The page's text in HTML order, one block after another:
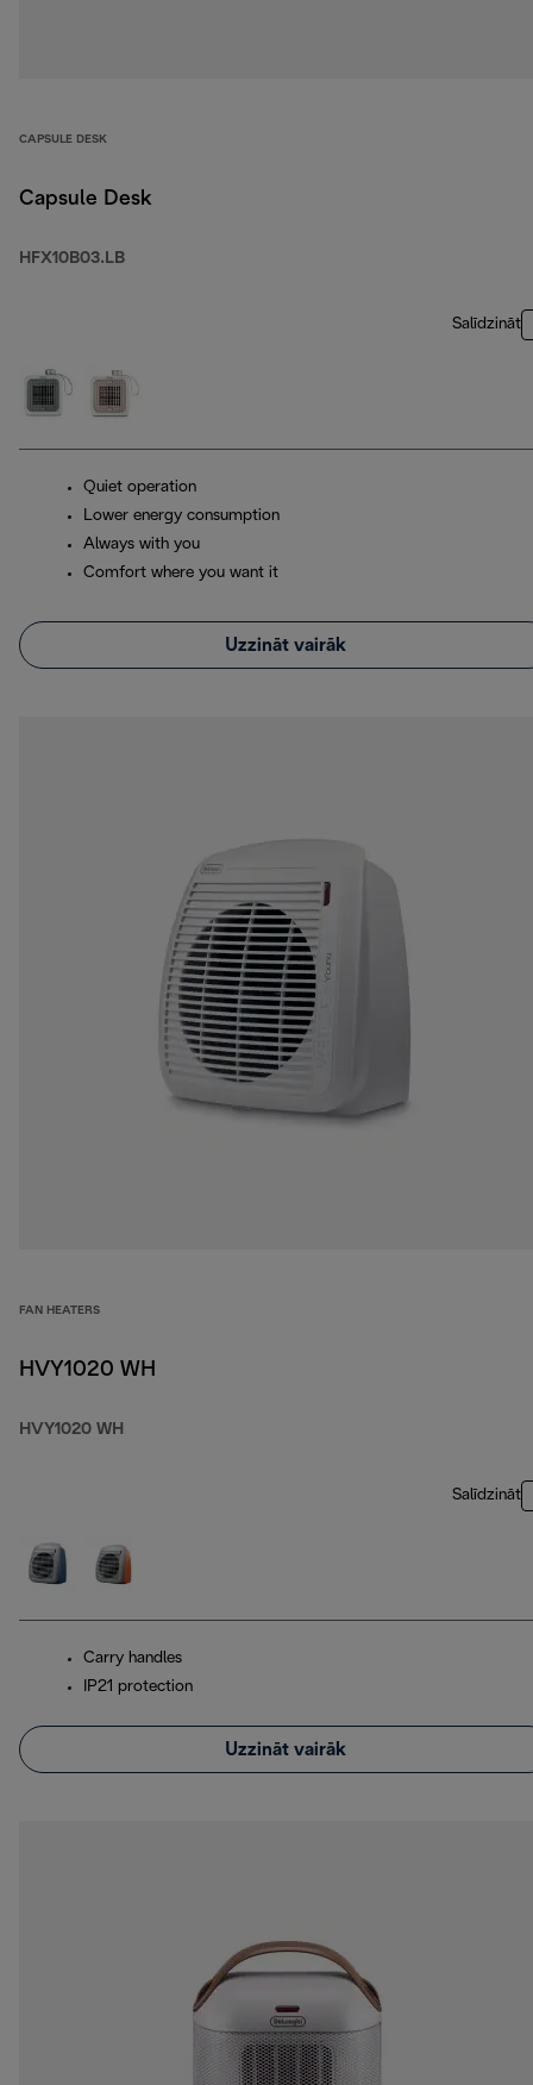
CAPSULE DESK
Capsule Desk
HFX10B03.LB
Salīdzināt
Quiet operation
Lower energy consumption
Always with you
Comfort where you want it
Uzzināt vairāk
FAN HEATERS
HVY1020 WH
HVY1020 WH
Salīdzināt
Carry handles
IP21 protection
Uzzināt vairāk